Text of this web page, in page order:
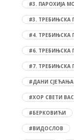
#3. ПАРОХИЈА
#3. ТРЕБИЊСКА
#4. ТРЕБИЊСКА
#6. ТРЕБИЊСКА
#7. ТРЕБИЊСКА
#ДАНИ СЈЕЋАЊА
#ХОР СВЕТИ
#БЕРКОВИЋИ
#ВИДОСЛОВ